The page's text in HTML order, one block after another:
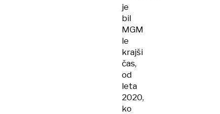
je
bil
MGM
le
krajši
čas,
od
leta
2020,
ko